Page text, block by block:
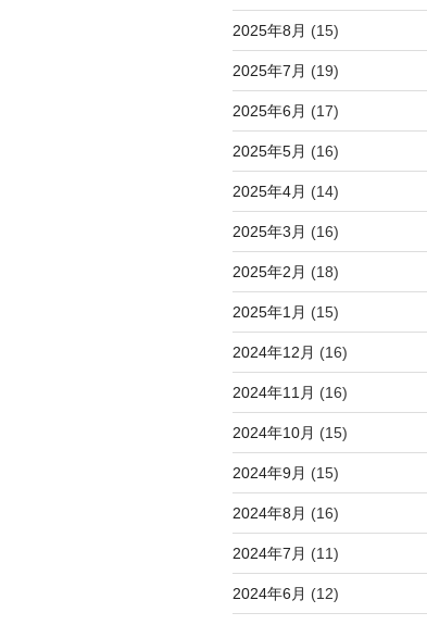
2025年8月 (15)
2025年7月 (19)
2025年6月 (17)
2025年5月 (16)
2025年4月 (14)
2025年3月 (16)
2025年2月 (18)
2025年1月 (15)
2024年12月 (16)
2024年11月 (16)
2024年10月 (15)
2024年9月 (15)
2024年8月 (16)
2024年7月 (11)
2024年6月 (12)